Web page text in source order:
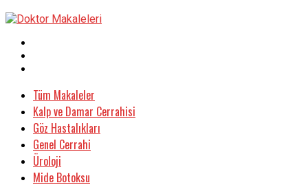
Tüm Makaleler
Kalp ve Damar Cerrahisi
Göz Hastalıkları
Genel Cerrahi
Üroloji
Mide Botoksu